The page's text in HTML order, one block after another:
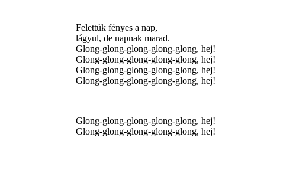
Felettük fényes a nap,
lágyul, de napnak marad.
Glong-glong-glong-glong-glong, hej!
Glong-glong-glong-glong-glong, hej!
Glong-glong-glong-glong-glong, hej!
Glong-glong-glong-glong-glong, hej!
Glong-glong-glong-glong-glong, hej!
Glong-glong-glong-glong-glong, hej!